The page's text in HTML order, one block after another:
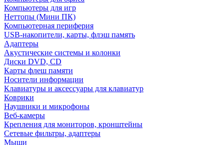
Компьютеры для игр
Неттопы (Мини ПК)
Компьютерная периферия
USB-накопители, карты, флэш память
Адаптеры
Акустические системы и колонки
Диски DVD, CD
Карты флеш памяти
Носители информации
Клавиатуры и аксессуары для клавиатур
Коврики
Наушники и микрофоны
Веб-камеры
Крепления для мониторов, кронштейны
Сетевые фильтры, адаптеры
Мыши